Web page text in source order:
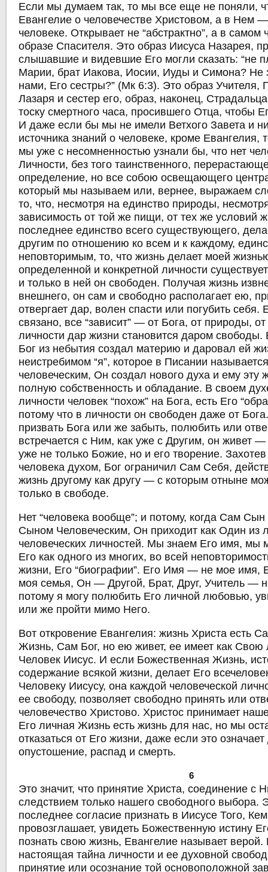
Если мы думаем так, то мы все еще не поняли,
Евангелие о человечестве Христовом, а в Нем
человеке. Открывает не “абстрактно”, а в самом
образе Спасителя. Это образ Иисуса Назарея,
слышавшие и видевшие Его могли сказать: “не
Марии, брат Иакова, Иосии, Иуды и Симона? Не
нами, Его сестры?” (Мк 6:3). Это образ Учителя,
Лазаря и сестер его, образ, наконец,
тоску смертного часа, просившего Отца, чтобы
И даже если бы мы не имели Ветхого Завета и
источника знаний о человеке, кроме Евангелия,
мы уже с несомненностью узнали бы, что нет
Личности, без того таинственного,
определение, но все собою освещающего
который мы называем или, вернее, выражаем
то, что, несмотря на единство природы,
зависимость от той же пищи, от тех же условий
последнее единство всего существующего,
другим по отношению ко всем и к каждому,
неповторимым, то, что жизнь делает моей
определенной и конкретной личности
и только в ней он свободен. Получая жизнь
внешнего, он сам и свободно располагает ею,
отвергает дар, волен спасти или погубить себя.
связано, все “зависит” — от Бога, от природы,
личности дар жизни становится даром свободы.
Бог из небытия создал материю и даровал ей
неистребимом “я”, которое в Писании
человеческим, Он создал нового духа и ему эту
полную собственность и обладание. В своем
личности человек “похож” на Бога, есть Его
потому что в личности он свободен даже от
призвать Бога или же забыть, полюбить или
встречается с Ним, как уже с Другим, он живет —
уже не только Божие, но и его творение.
человека духом, Бог ограничил Сам Себя,
жизнь другому как другу — с которым отныне
только в свободе.
Нет “человека вообще”; и потому, когда Сам
Сыном Человеческим, Он приходит как Один из
человеческих личностей. Мы знаем Его имя, мы
Его как одного из многих, во всей
жизни, Его “биографии”. Его Имя — не мое имя,
моя семья, Он — Другой, Брат, Друг, Учитель —
потому я могу полюбить Его личной любовью,
или же пройти мимо Него.
Вот откровение Евангелия: жизнь Христа есть
Жизнь, Сам Бог, но ею живет, ее имеет как Свою
Человек Иисус. И если Божественная Жизнь,
содержание всякой жизни, делает Его
Человеку Иисусу, она каждой человеческой
ее свободу, позволяет свободно принять или
человечество Христово. Христос принимает
Его личная Жизнь есть жизнь для нас, но мы
отказаться от Его жизни, даже если это
опустошение, распад и смерть.
6
Это значит, что принятие Христа, соединение с
следствием только нашего свободного выбора.
последнее согласие признать в Иисусе Того,
провозглашает, увидеть Божественную истину
познать свою жизнь, Евангелие называет
настоящая тайна личности и ее духовной
принятие или осознание той основоположной